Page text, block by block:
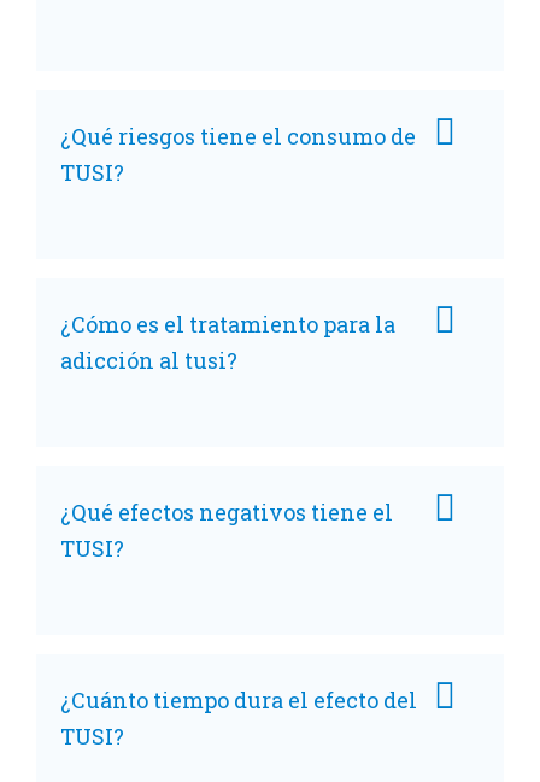
¿Qué riesgos tiene el consumo de
TUSI?
¿Cómo es el tratamiento para la
adicción al tusi?
¿Qué efectos negativos tiene el
TUSI?
¿Cuánto tiempo dura el efecto del
TUSI?